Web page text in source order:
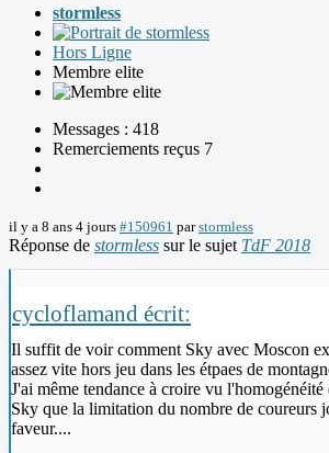
stormless
Hors Ligne
Membre elite
Messages : 418
Remerciements reçus 7
il y a 8 ans 4 jours #150961 parstormless
Réponse de stormless sur le sujet TdF 2018
cycloflamand écrit:
Il suffit de voir comment Sky avec Moscon
assez vite hors jeu dans les étpaes de
J'ai même tendance à croire vu l'homogénéité
Sky que la limitation du nombre de coureurs
faveur....